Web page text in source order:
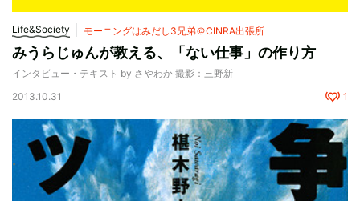
Life&Society モーニングはみだし3兄弟＠CINRA出張所
みうらじゅんが教える、「ない仕事」の作り方
インタビュー・テキスト by さやわか 撮影：三野新
2013.10.31
1